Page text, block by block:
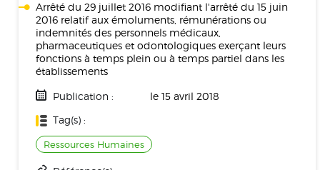
Arrêté du 29 juillet 2016 modifiant l'arrêté du 15 juin
2016 relatif aux émoluments, rémunérations ou
indemnités des personnels médicaux,
pharmaceutiques et odontologiques exerçant leurs
fonctions à temps plein ou à temps partiel dans les
établissements
Publication :
le 15 avril 2018
Tag(s) :
Ressources Humaines